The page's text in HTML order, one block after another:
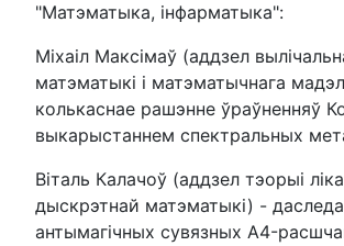
"Матэматыка, інфарматыка":
Міхаіл Максімаў (аддзел
матэматыкі і матэматычнага
колькаснае рашэнне ўраўненняў
выкарыстаннем спектральных
Віталь Калачоў (аддзел тэорыі
дыскрэтнай матэматыкі) -
антымагічных сувязных A4-